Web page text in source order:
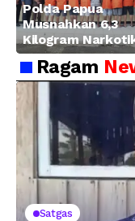
Polda Papua
Musnahkan 6,3
Kilogram
Hasil
Jaringan Lintas
Wilayah Februari
Ragam
Satgas